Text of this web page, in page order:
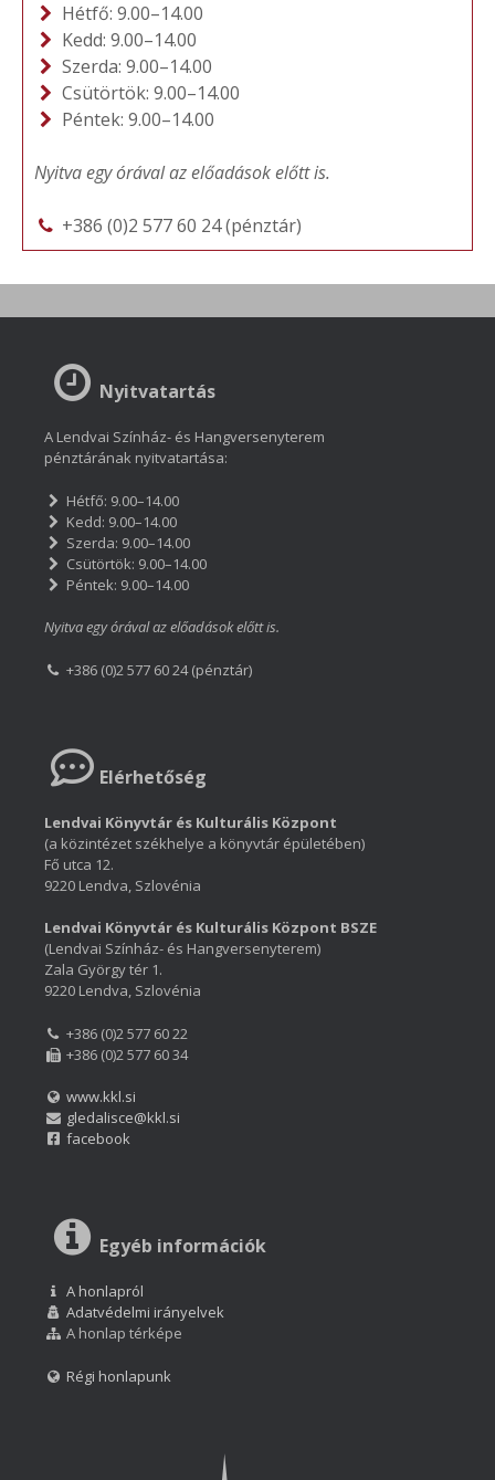
Hétfő: 9.00–14.00
Kedd: 9.00–14.00
Szerda: 9.00–14.00
Csütörtök: 9.00–14.00
Péntek: 9.00–14.00
Nyitva egy órával az előadások előtt is.
+386 (0)2 577 60 24 (pénztár)
Nyitvatartás
A Lendvai Színház- és Hangversenyterem
pénztárának nyitvatartása:
Hétfő: 9.00–14.00
Kedd: 9.00–14.00
Szerda: 9.00–14.00
Csütörtök: 9.00–14.00
Péntek: 9.00–14.00
Nyitva egy órával az előadások előtt is.
+386 (0)2 577 60 24 (pénztár)
Elérhetőség
Lendvai Könyvtár és Kulturális Központ
(a közintézet székhelye a könyvtár épületében)
Fő utca 12.
9220 Lendva, Szlovénia
Lendvai Könyvtár és Kulturális Központ BSZE
(Lendvai Színház- és Hangversenyterem)
Zala György tér 1.
9220 Lendva, Szlovénia
+386 (0)2 577 60 22
+386 (0)2 577 60 34
www.kkl.si
gledalisce@kkl.si
facebook
Egyéb információk
A honlapról
Adatvédelmi irányelvek
A honlap térképe
Régi honlapunk